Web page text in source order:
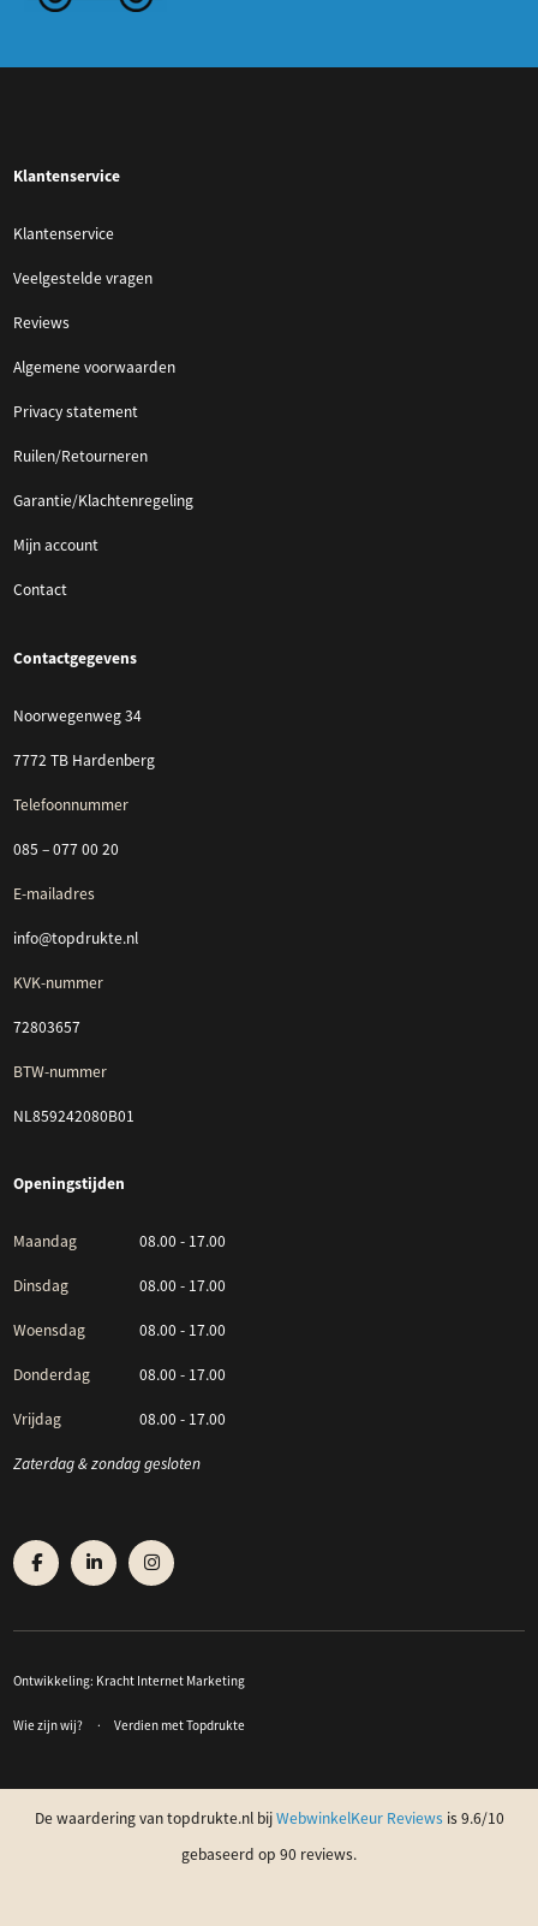
Klantenservice
Klantenservice
Veelgestelde vragen
Reviews
Algemene voorwaarden
Privacy statement
Ruilen/Retourneren
Garantie/Klachtenregeling
Mijn account
Contact
Contactgegevens
Noorwegenweg 34
7772 TB Hardenberg
Telefoonnummer
085 – 077 00 20
E-mailadres
info@topdrukte.nl
KVK-nummer
72803657
BTW-nummer
NL859242080B01
Openingstijden
Maandag 08.00 - 17.00
Dinsdag 08.00 - 17.00
Woensdag 08.00 - 17.00
Donderdag 08.00 - 17.00
Vrijdag 08.00 - 17.00
Zaterdag & zondag gesloten
Ontwikkeling: Kracht Internet Marketing
Wie zijn wij? Verdien met Topdrukte
De waardering van topdrukte.nl bijWebwinkelKeur Reviewsis 9.6/10
gebaseerd op 90 reviews.